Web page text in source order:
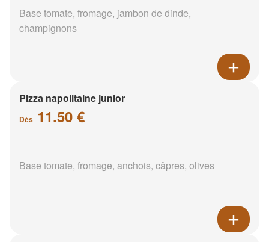
Base tomate, fromage, jambon de dinde,
champignons
Pizza napolitaine junior
Dès 11.50 €
Base tomate, fromage, anchois, câpres, olives